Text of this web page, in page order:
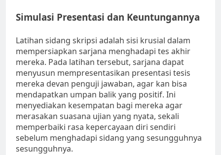
Simulasi Presentasi dan Keuntungannya
Latihan sidang skripsi adalah sisi krusial dalam
mempersiapkan sarjana menghadapi tes akhir
mereka. Pada latihan tersebut, sarjana dapat
menyusun mempresentasikan presentasi tesis
mereka devan penguji jawaban, agar kan bisa
mendapatkan umpan balik yang positif. Ini
menyediakan kesempatan bagi mereka agar
merasakan suasana ujian yang nyata, sekali
memperbaiki rasa kepercayaan diri sendiri
sebelum menghadapi sidang yang sesungguhnya
sesungguhnya.